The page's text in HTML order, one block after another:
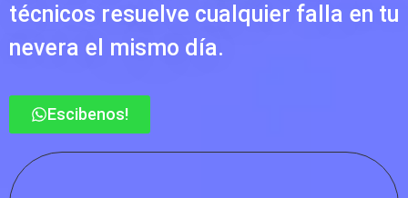
técnicos resuelve cualquier falla en tu
nevera el mismo día.
Escibenos!